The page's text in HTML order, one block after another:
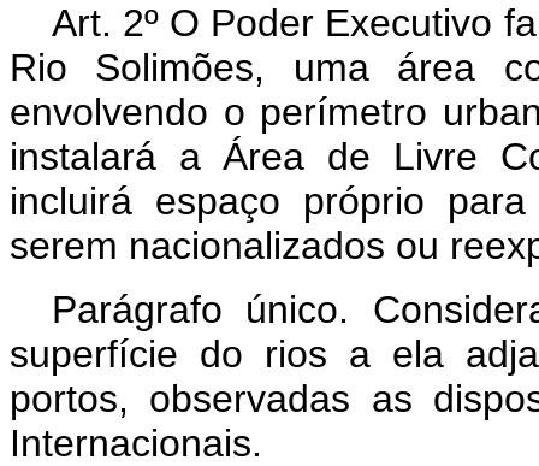
Art. 2º O Poder Executivo
Rio Solimões, uma área
envolvendo o perímetro
instalará a Área de Livre
incluirá espaço próprio
serem nacionalizados ou
Parágrafo único.
superfície do rios a ela
portos, observadas as
Internacionais.